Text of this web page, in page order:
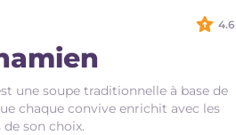
une soupe traditionnelle à base de
chaque convive enrichit avec les
son choix.
4.6